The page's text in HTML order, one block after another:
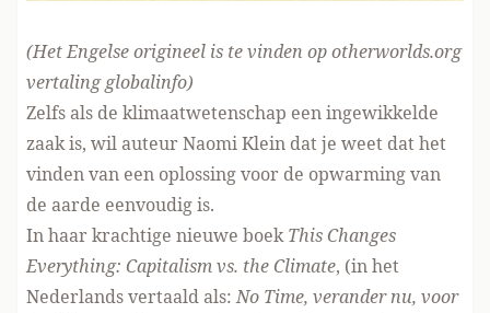
(Het Engelse origineel is te vinden op otherworlds.org
vertaling globalinfo)
Zelfs als de klimaatwetenschap een ingewikkelde
zaak is, wil auteur Naomi Klein dat je weet dat het
vinden van een oplossing voor de opwarming van
de aarde eenvoudig is.
In haar krachtige nieuwe boekThis Changes
Everything: Capitalism vs. the Climate, (in het
Nederlands vertaald als:No Time, verander nu, voor